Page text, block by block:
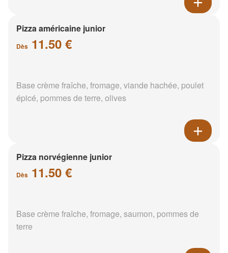
Pizza américaine junior
Dès 11.50 €
Base crème fraîche, fromage, viande hachée, poulet
épicé, pommes de terre, olives
Pizza norvégienne junior
Dès 11.50 €
Base crème fraîche, fromage, saumon, pommes de
terre